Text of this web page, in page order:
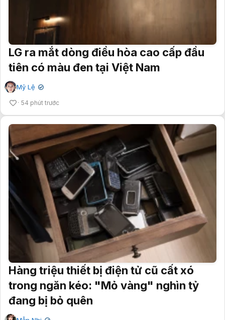
LG ra mắt dòng điều hòa cao cấp đầu
tiên có màu đen tại Việt Nam
Mỹ Lệ ✔
54 phút trước
Hàng triệu thiết bị điện tử cũ cất xó
trong ngăn kéo: "Mỏ vàng" nghìn tỷ
đang bị bỏ quên